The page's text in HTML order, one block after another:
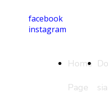
facebook
instagram
Home
Page